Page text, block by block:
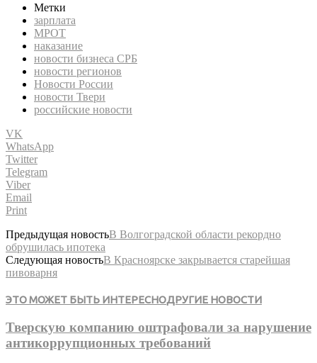
Метки
зарплата
МРОТ
наказание
новости бизнеса СРБ
новости регионов
Новости России
новости Твери
российские новости
VK
WhatsApp
Twitter
Telegram
Viber
Email
Print
Предыдущая новостьВ Волгоградской области рекордно
обрушилась ипотека
Следующая новостьВ Красноярске закрывается старейшая
пивоварня
ЭТО МОЖЕТ БЫТЬ ИНТЕРЕСНОДРУГИЕ НОВОСТИ
Тверскую компанию оштрафовали за нарушение
антикоррупционных требований